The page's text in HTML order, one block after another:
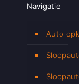
Navigatie
Auto